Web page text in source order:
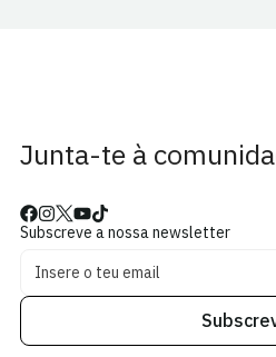
Junta-te à
Subscreve a nossa newsletter